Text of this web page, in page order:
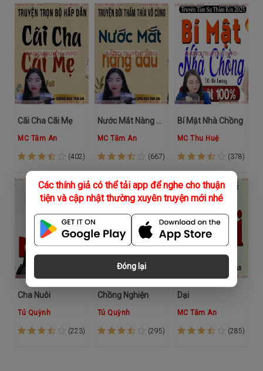
Các thính giả có thể tải app để nghe cho thuận
tiện và cập nhật thường xuyên truyện mới nhé
Đóng lại
Cãi Cha Cãi Mẹ
MC Tâm An
(402)
Nước Mắt Nàng Dâu
MC Tâm An
(667)
Bí Mật Nhà Chồng
MC Thu Huệ
(378)
Cha Nuôi
Tú Quỳnh
(223)
Chồng Nghiện
Tú Quỳnh
(295)
Dại
MC Tâm An
(285)